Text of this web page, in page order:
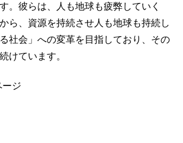
。彼らは、人も地球も疲弊していく
ら、資源を持続させ人も地球も持続し
社会」への変革を目指しており、その
けています。
ージ